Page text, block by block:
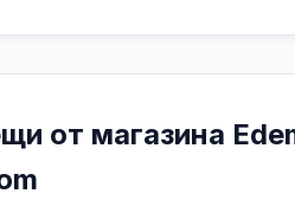
от магазина